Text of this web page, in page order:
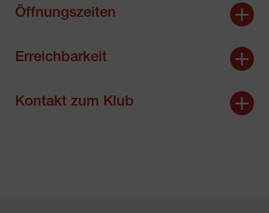
Öffnungszeiten
Erreichbarkeit
Kontakt zum Klub